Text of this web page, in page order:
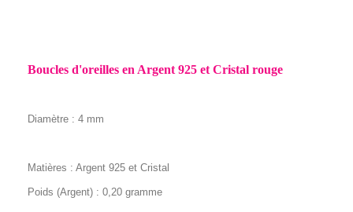
Boucles d'oreilles en Argent 925 et Cristal rouge
Diamètre : 4 mm
Matières : Argent 925 et Cristal
Poids (Argent) : 0,20 gramme